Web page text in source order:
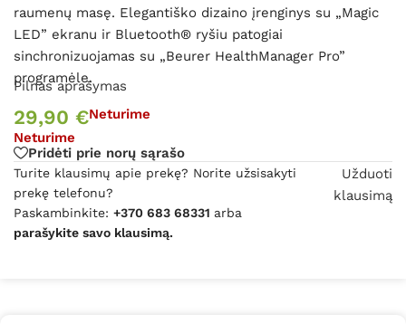
raumenų masę. Elegantiško dizaino įrenginys su „Magic
LED” ekranu ir Bluetooth® ryšiu patogiai
sinchronizuojamas su „Beurer HealthManager Pro”
programėle.
Pilnas aprašymas
29,90 €Neturime
Neturime
Pridėti prie norų sąrašo
Turite klausimų apie prekę? Norite užsisakyti
prekę telefonu?
Paskambinkite: +370 683 68331 arba
parašykite savo klausimą.
Užduoti
klausimą